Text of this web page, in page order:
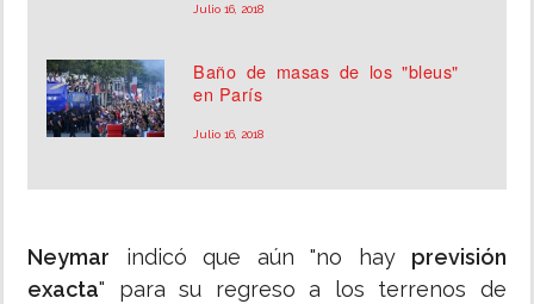
Julio 16, 2018
Baño de masas de los "bleus"
en París
Julio 16, 2018
Neymar indicó que aún "no hay previsión
exacta" para su regreso a los terrenos de